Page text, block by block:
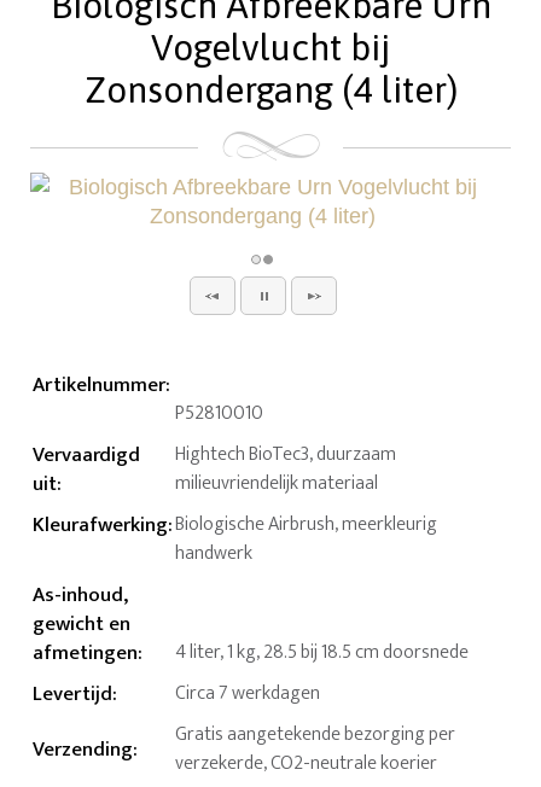
Vogelvlucht bij
Zonsondergang (4 liter)
Artikelnummer:
P52810010
Vervaardigd
uit:
Hightech BioTec3, duurzaam
milieuvriendelijk materiaal
Kleurafwerking:Biologische Airbrush, meerkleurig
handwerk
As-inhoud,
gewicht en
afmetingen: 4 liter, 1 kg, 28.5 bij 18.5 cm doorsnede
Levertijd: Circa 7 werkdagen
Verzending:
Gratis aangetekende bezorging per
verzekerde, CO2-neutrale koerier